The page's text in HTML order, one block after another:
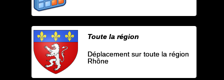
Toute la région
Déplacement sur toute la région
Rhône